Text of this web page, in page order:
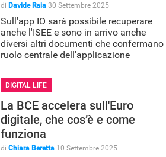
di Davide Raia 30 Settembre 2025
Sull'app IO sarà possibile recuperare
anche l'ISEE e sono in arrivo anche
diversi altri documenti che confermano
ruolo centrale dell'applicazione
DIGITAL LIFE
La BCE accelera sull'Euro
digitale, che cos’è e come
funziona
di Chiara Beretta 10 Settembre 2025